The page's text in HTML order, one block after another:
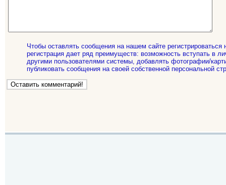
Чтобы оставлять сообщения на нашем сайте регистрироваться
регистрация дает ряд преимуществ: возможность вступать в
другими пользователями системы, добавлять фотографии/
публиковать сообщения на своей собственной персональной